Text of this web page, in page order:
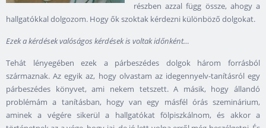
részben azzal függ össze, ahogy a
hallgatókkal dolgozom. Hogy ők szoktak kérdezni különböző dolgokat.
Ezek a kérdések valóságos kérdések is voltak időnként…
Tehát lényegében ezek a párbeszédes dolgok három forrásból
származnak. Az egyik az, hogy olvastam az idegennyelv-tanításról egy
párbeszédes könyvet, ami nekem tetszett. A másik, hogy állandó
problémám a tanításban, hogy van egy másfél órás szeminárium,
aminek a végére sikerül a hallgatókat fölpiszkálnom, és akkor a